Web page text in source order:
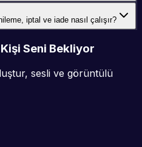
iptal ve iade nasıl çalışır?
Seni Bekliyor
sesli ve görüntülü